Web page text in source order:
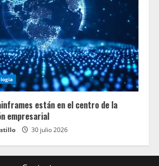
están en el centro de la
empresarial
30 julio 2026